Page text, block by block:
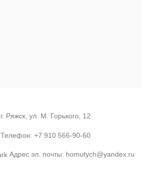
г. Ряжск, ул. М. Горького, 12
Телефон: +7 910 566-90-60
Адрес эл. почты: homutych@yandex.ru